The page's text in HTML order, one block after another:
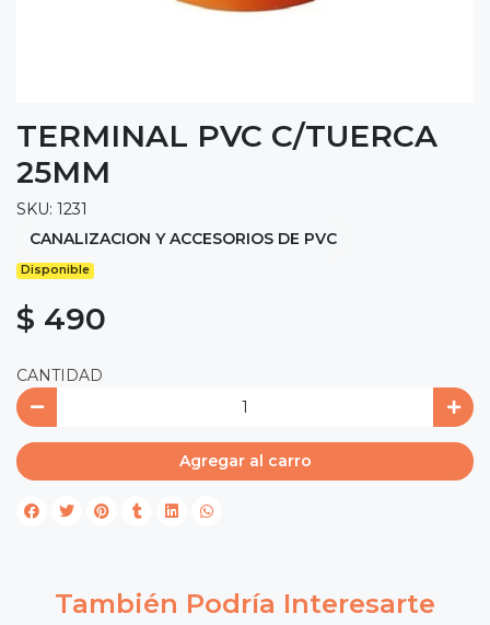
TERMINAL PVC C/TUERCA
25MM
SKU: 1231
CANALIZACION Y ACCESORIOS DE PVC
Disponible
$ 490
CANTIDAD
Agregar al carro
También Podría Interesarte